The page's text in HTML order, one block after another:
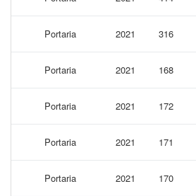
Portaria 2021 316
Portaria 2021 168
Portaria 2021 172
Portaria 2021 171
Portaria 2021 170